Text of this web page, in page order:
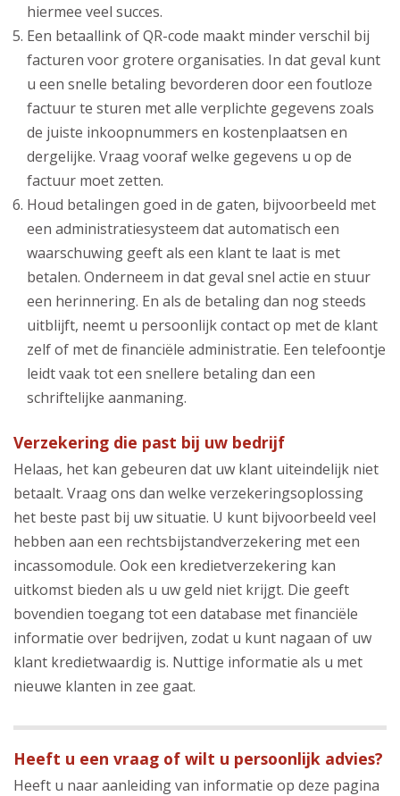
hiermee veel succes.
Een betaallink of QR-code maakt minder verschil bij
facturen voor grotere organisaties. In dat geval kunt
u een snelle betaling bevorderen door een foutloze
factuur te sturen met alle verplichte gegevens zoals
de juiste inkoopnummers en kostenplaatsen en
dergelijke. Vraag vooraf welke gegevens u op de
factuur moet zetten.
Houd betalingen goed in de gaten, bijvoorbeeld met
een administratiesysteem dat automatisch een
waarschuwing geeft als een klant te laat is met
betalen. Onderneem in dat geval snel actie en stuur
een herinnering. En als de betaling dan nog steeds
uitblijft, neemt u persoonlijk contact op met de klant
zelf of met de financiële administratie. Een telefoontje
leidt vaak tot een snellere betaling dan een
schriftelijke aanmaning.
Verzekering die past bij uw bedrijf
Helaas, het kan gebeuren dat uw klant uiteindelijk niet
betaalt. Vraag ons dan welke verzekeringsoplossing
het beste past bij uw situatie. U kunt bijvoorbeeld veel
hebben aan een rechtsbijstandverzekering met een
incassomodule. Ook een kredietverzekering kan
uitkomst bieden als u uw geld niet krijgt. Die geeft
bovendien toegang tot een database met financiële
informatie over bedrijven, zodat u kunt nagaan of uw
klant kredietwaardig is. Nuttige informatie als u met
nieuwe klanten in zee gaat.
Heeft u een vraag of wilt u persoonlijk advies?
Heeft u naar aanleiding van informatie op deze pagina